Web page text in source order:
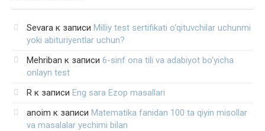
Sevara к записи Milliy test sertifikati o‘qituvchilar uchunmi
yoki abituriyentlar uchun?
Mehriban к записи 6-sinf ona tili va adabiyot bo‘yicha
onlayn test
R к записи Eng sara Ezop masallari
anoim к записи Matematika fanidan 100 ta qiyin misollar
va masalalar yechimi bilan